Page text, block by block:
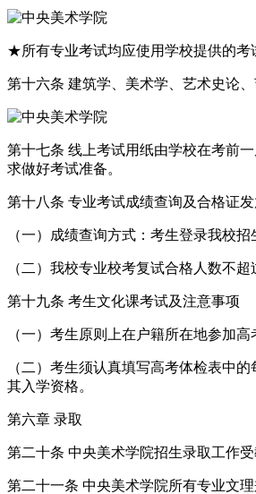
★所有专业考试均应使用学校提供的考
第十六条 建筑学、美术学、艺术史论
第十七条 线上考试用纸由学校在考前
求做好考试准备。
第十八条 专业考试成绩查询及合格证
（一）成绩查询方式：考生登录我校招
（二）我校专业校考复试合格人数不
第十九条 考生文化课考试及注意事项
（一）考生原则上在户籍所在地参加高
（二）考生须认真填写高考体检表中
其入学资格。
第六章 录取
第二十条 中央美术学院招生录取工作
第二十一条 中央美术学院所有专业文